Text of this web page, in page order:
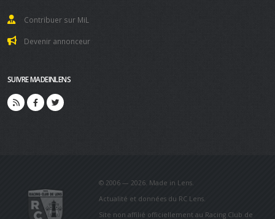
Contribuer sur MiL
Devenir annonceur
SUIVRE MADEINLENS
© 2006 — 2026. Made in Lens.
Actualité et données du RC Lens.
Site non affilié officiellement au Racing Club de